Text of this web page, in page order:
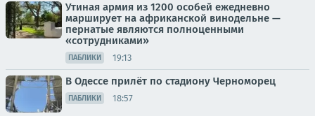
Утиная армия из 1200 особей ежедневно
марширует на африканской винодельне —
пернатые являются полноценными
«сотрудниками»
ПАБЛИКИ 19:13
В Одессе прилёт по стадиону Черноморец
ПАБЛИКИ 18:57